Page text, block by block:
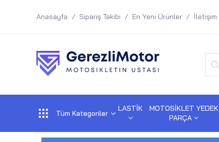
Anasayfa Sipariş Takibi En Yeni Ürünler İletişim
Tüm Kategoriler
LASTİK
MOTOSİKLET YEDEK
PARÇA